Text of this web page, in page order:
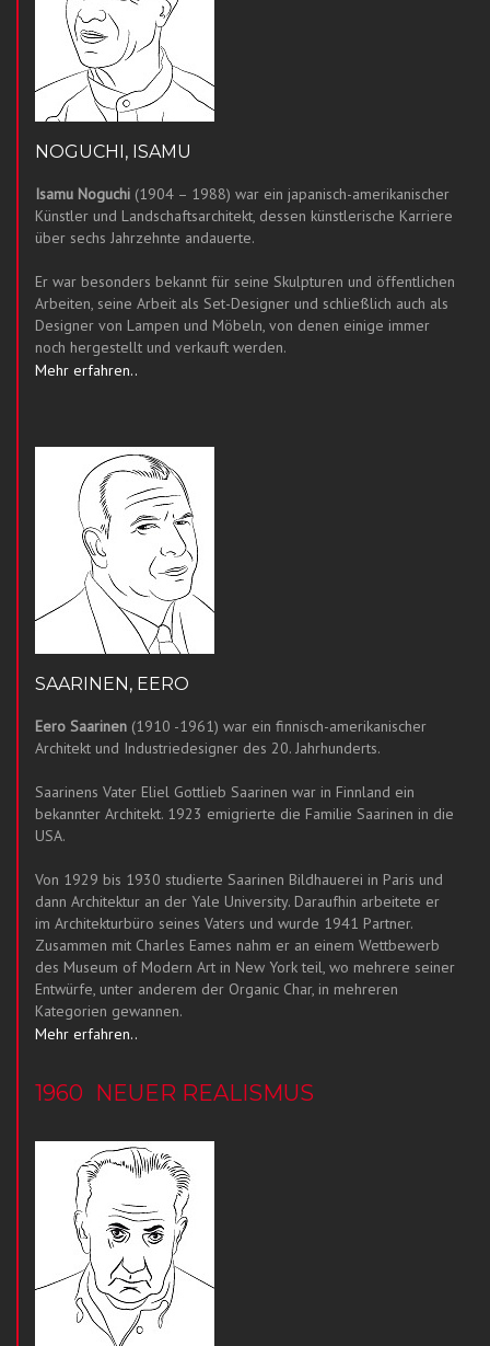
NOGUCHI, ISAMU
Isamu Noguchi (1904 – 1988) war ein japanisch-amerikanischer
Künstler und Landschaftsarchitekt, dessen künstlerische Karriere
über sechs Jahrzehnte andauerte.
Er war besonders bekannt für seine Skulpturen und öffentlichen
Arbeiten, seine Arbeit als Set-Designer und schließlich auch als
Designer von Lampen und Möbeln, von denen einige immer
noch hergestellt und verkauft werden.
Mehr erfahren..
SAARINEN, EERO
Eero Saarinen (1910 -1961) war ein finnisch-amerikanischer
Architekt und Industriedesigner des 20. Jahrhunderts.
Saarinens Vater Eliel Gottlieb Saarinen war in Finnland ein
bekannter Architekt. 1923 emigrierte die Familie Saarinen in die
USA.
Von 1929 bis 1930 studierte Saarinen Bildhauerei in Paris und
dann Architektur an der Yale University. Daraufhin arbeitete er
im Architekturbüro seines Vaters und wurde 1941 Partner.
Zusammen mit Charles Eames nahm er an einem Wettbewerb
des Museum of Modern Art in New York teil, wo mehrere seiner
Entwürfe, unter anderem der Organic Char, in mehreren
Kategorien gewannen.
Mehr erfahren..
1960 NEUER REALISMUS